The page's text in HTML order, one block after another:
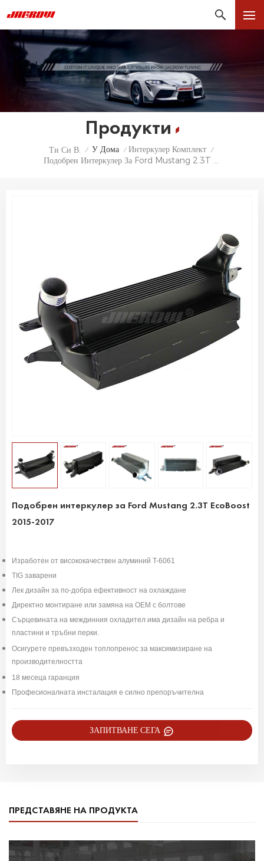
Продукти
Ти Си В: / У Дома / Интеркулер Комплект /
Подобрен интеркулер за Ford Mustang 2.3T EcoBoost
2015-2017
Изработен от висококачествен алуминий T-6061
TIG заварени
Лек дизайн за по-добра ефективност на охлаждане
Директно монтиране или замяна на OEM с болтове
Сърцевината на междинния охладител има дизайн на ребра и
пластини и тръбни перки.
Осигурете превъзходен топлопренос за максимизиране на
производителността
18 месеца гаранция
Професионалната инсталация е силно препоръчителна
ЗАПИТВАНЕ СЕГА
ПРЕДСТАВЯНЕ НА ПРОДУКТА